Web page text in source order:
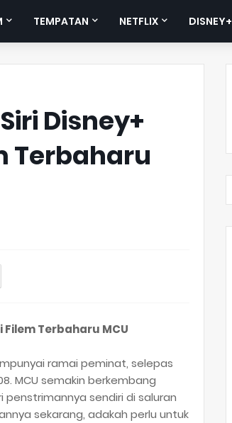
TEMPATAN NETFLIX DISNEY+
Disney+
Terbaharu
Terbaharu MCU
ramai peminat, selepas
MCU semakin berkembang
penstrimannya sendiri di saluran
sekarang, adakah perlu untuk